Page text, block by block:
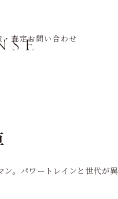
・査定お問い合わせ
ボクスター まったく別の車
ン。パワートレインと世代が